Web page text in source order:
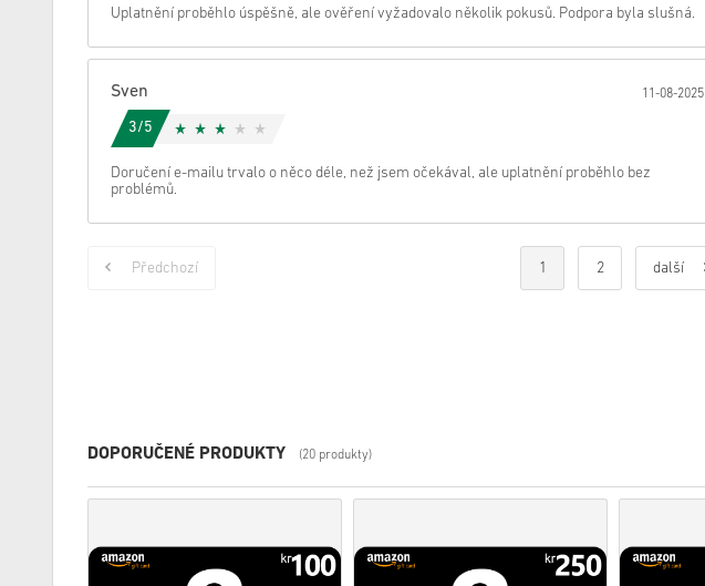
Uplatnění proběhlo úspěšně, ale ověření vyžadovalo několik pokusů. Podpora byla slušná.
Sven 11-08-2025
3/5
Doručení e-mailu trvalo o něco déle, než jsem očekával, ale uplatnění proběhlo bez
problémů.
Předchozí 1 2 další
DOPORUČENÉ PRODUKTY (20 produkty)